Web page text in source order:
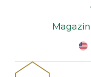
Magazin